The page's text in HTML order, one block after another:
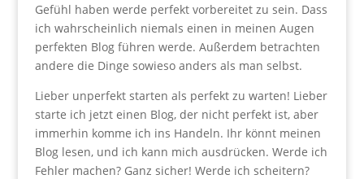
Gefühl haben werde perfekt vorbereitet zu sein. Dass
ich wahrscheinlich niemals einen in meinen Augen
perfekten Blog führen werde. Außerdem betrachten
andere die Dinge sowieso anders als man selbst.
Lieber unperfekt starten als perfekt zu warten! Lieber
starte ich jetzt einen Blog, der nicht perfekt ist, aber
immerhin komme ich ins Handeln. Ihr könnt meinen
Blog lesen, und ich kann mich ausdrücken. Werde ich
Fehler machen? Ganz sicher! Werde ich scheitern?